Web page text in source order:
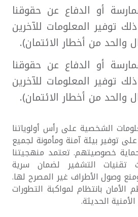
أو الدفاع عن حقوقنا
توفير المعلومات للآخرين
والحد من أخطار الائتمان).
أو الدفاع عن حقوقنا
توفير المعلومات للآخرين
والحد من أخطار الائتمان).
الشخصية على رأس أولوياتنا
توفير بيئة آمنة ومأمونة لجميع
خصوصيتهم. تعتمد منهجيتنا
التشفير لضمان سرية
وصول الأطراف غير المصرح لها.
بانتظام لمواكبة التطورات
الحديثة.